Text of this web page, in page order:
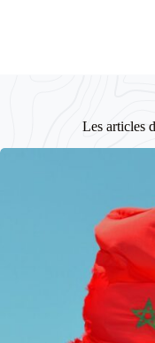
Les articles